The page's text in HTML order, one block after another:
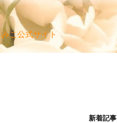
こ公式サイト
新着記事